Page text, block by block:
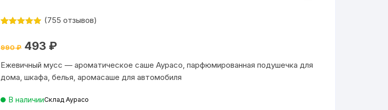
на основе
пользовател
ей
(755 отзывов)
990₽ Первоначальная
цена
990 ₽.
493 ₽Текущая
Ежевичный мусс — ароматическое саше Аурасо, парфюмированная подушечка для
дома, шкафа, белья, аромасаше для автомобиля
В наличииСклад Аурасо